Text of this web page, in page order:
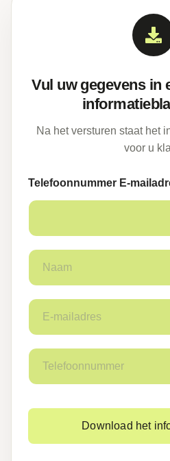
Vul uw gegevens in
Na het versturen staat het
voor u
Telefoonnummer E-
N
a
*E
m
i
a
r
*
T
l
f
n
Download het